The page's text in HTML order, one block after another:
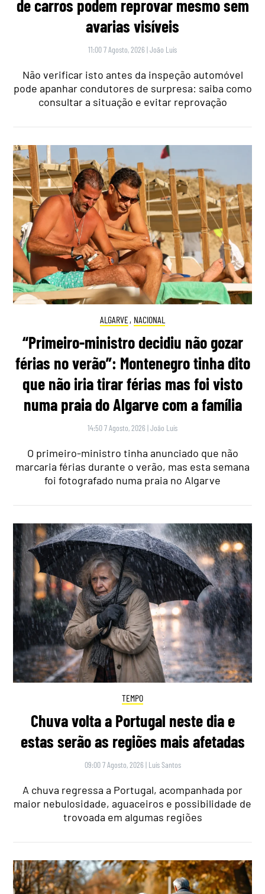
de carros podem reprovar mesmo sem
avarias visíveis
11:00 7 Agosto, 2026 |João Luís
Não verificar isto antes da inspeção automóvel
pode apanhar condutores de surpresa: saiba como
consultar a situação e evitar reprovação
ALGARVE, NACIONAL
“Primeiro-ministro decidiu não gozar
férias no verão”: Montenegro tinha dito
que não iria tirar férias mas foi visto
numa praia do Algarve com a família
14:50 7 Agosto, 2026 |João Luís
O primeiro-ministro tinha anunciado que não
marcaria férias durante o verão, mas esta semana
foi fotografado numa praia no Algarve
TEMPO
Chuva volta a Portugal neste dia e
estas serão as regiões mais afetadas
09:00 7 Agosto, 2026 | Luís Santos
A chuva regressa a Portugal, acompanhada por
maior nebulosidade, aguaceiros e possibilidade de
trovoada em algumas regiões